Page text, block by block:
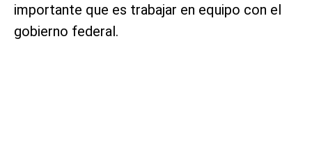
importante que es trabajar en equipo con el
gobierno federal.